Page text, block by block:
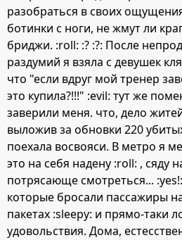
разобраться в своих
ботинки с ноги, не жмут ли
бриджи. :roll: :? :?: После
раздумий я взяла с девушек
что "если вдруг мой тренер
это купила?!!!" :evil: тут же
заверили меня. что, дело
выложив за обновки 220
поехала восвояси. В метро я
это на себя надену :roll: , сяду
потрясающе смотреться...
которые бросали пассажиры
пакетах :sleepy: и прямо-таки
удовольствия. Дома,